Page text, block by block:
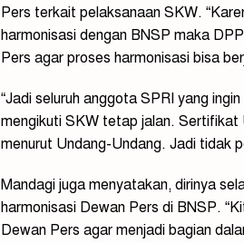
Pers terkait pelaksanaan SKW.
harmonisasi dengan BNSP maka
Pers agar proses harmonisasi bisa
“Jadi seluruh anggota SPRI yang
mengikuti SKW tetap jalan.
menurut Undang-Undang. Jadi tidak
Mandagi juga menyatakan, dirinya
harmonisasi Dewan Pers di BNSP.
Dewan Pers agar menjadi bagian